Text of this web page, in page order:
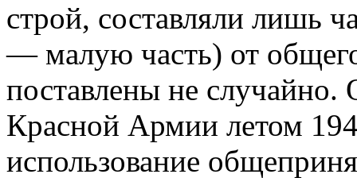
строй, составляли лишь
— малую часть) от
поставлены не случайно.
Красной Армии летом
использование